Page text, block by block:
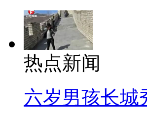
热点新闻
六岁男孩长城